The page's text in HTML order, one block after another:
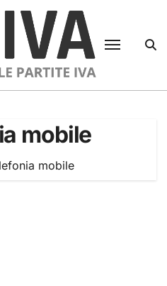
mobile
mobile